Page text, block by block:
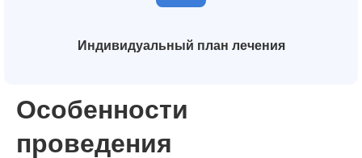
Индивидуальный план лечения
Особенности
проведения